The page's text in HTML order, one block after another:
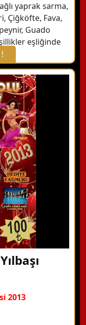
yaprak sarma,
Çiğköfte, Fava,
Guado
eşliğinde
2013